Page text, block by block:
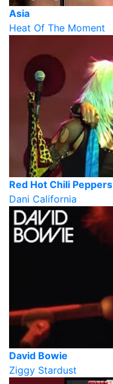
Asia
Heat Of The Moment
Red Hot Chili Peppers
Dani California
David Bowie
Ziggy Stardust